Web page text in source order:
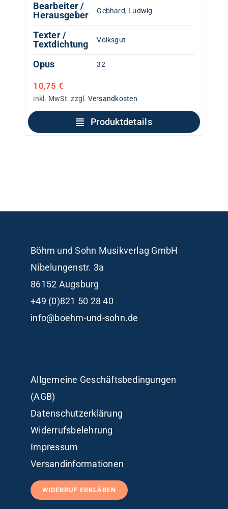
Bearbeiter /
Herausgeber
Gebhard, Ludwig
Texter /
Textdichtung
Volksgut
Opus 32
10,75 €
inkl. MwSt. zzgl. Versandkosten
Produktdetails
Böhm und Sohn Musikverlag GmbH
Nibelungenstr. 3a
86152 Augsburg
+49 (0)821 50 28 40
info@boehm-und-sohn.de
Allgemeine Geschäftsbedingungen
(AGB)
Datenschutzerklärung
Widerrufsbelehrung
Impressum
Versandinformationen
WIDERRUF ERKLÄREN